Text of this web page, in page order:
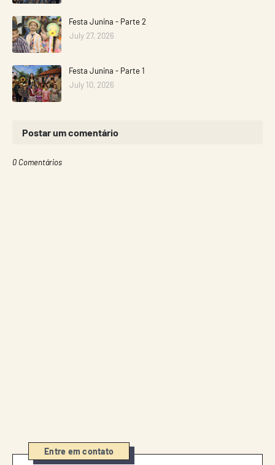
Festa Junina - Parte 2
July 27, 2026
Festa Junina - Parte 1
July 10, 2026
Postar um comentário
0 Comentários
Entre em contato